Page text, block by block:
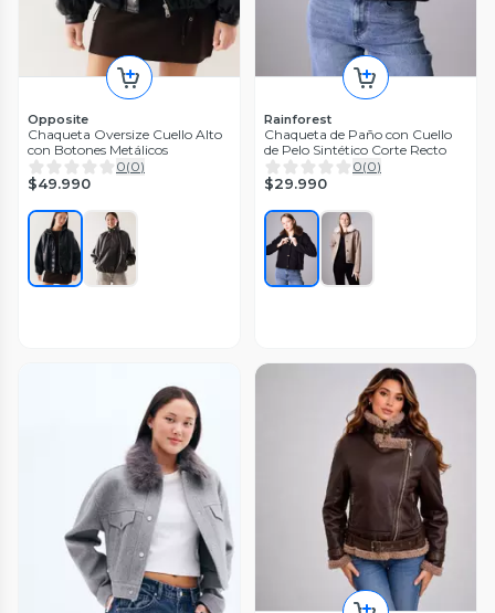
Opposite
Chaqueta Oversize Cuello Alto
con Botones Metálicos
0(0)
$49.990
Rainforest
Chaqueta de Paño con Cuello
de Pelo Sintético Corte Recto
0(0)
$29.990